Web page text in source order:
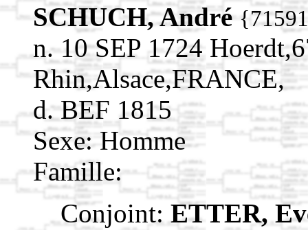
SCHUCH, André
n. 10 SEP 1724
Rhin,Alsace,FRANCE,
d. BEF 1815
Sexe: Homme
Famille:
Conjoint: ETTER,